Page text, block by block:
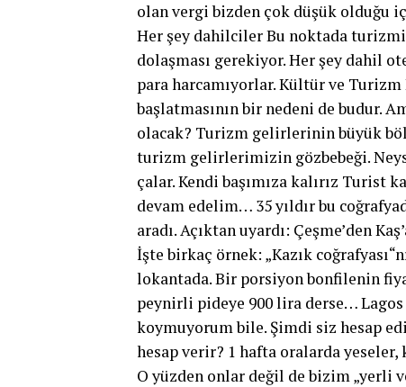
olan vergi bizden çok düşük olduğu
Her şey dahilciler Bu noktada
dolaşması gerekiyor. Her şey dahil
para harcamıyorlar. Kültür ve
başlatmasının bir nedeni de budur.
olacak? Turizm gelirlerinin büyük
turizm gelirlerimizin gözbebeği.
çalar. Kendi başımıza kalırız Turist
devam edelim… 35 yıldır bu
aradı. Açıktan uyardı: Çeşme’den
İşte birkaç örnek: „Kazık
lokantada. Bir porsiyon bonfilenin
peynirli pideye 900 lira derse…
koymuyorum bile. Şimdi siz hesap
hesap verir? 1 hafta oralarda
O yüzden onlar değil de bizim „yerli